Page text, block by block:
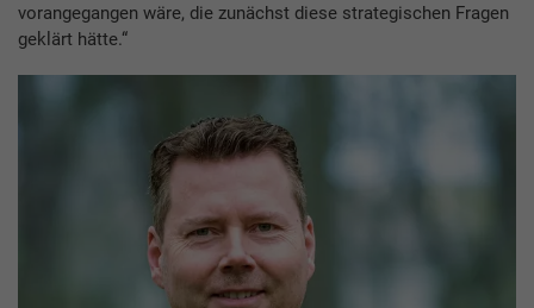
vorangegangen wäre, die zunächst diese strategischen Fragen
geklärt hätte.“